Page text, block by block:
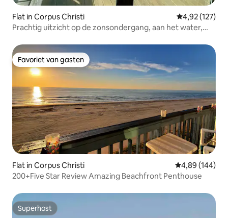
Flat in Corpus Christi Gemiddelde
4,92 (127)
Prachtig uitzicht op de zonsondergang, aan het water,
Favoriet van gasten
Favoriet van gasten
Flat in Corpus Christi Gemiddelde
4,89 (144)
200+Five Star Review Amazing Beachfront Penthouse
Superhost
Superhost